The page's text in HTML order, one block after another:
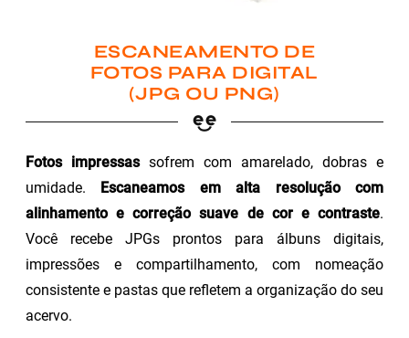
ESCANEAMENTO DE
FOTOS PARA DIGITAL
(JPG OU PNG)
Fotos impressassofrem com amarelado, dobras e
umidade. Escaneamos em alta resolução com
alinhamento e correção suave de cor e contraste.
Você recebe JPGs prontos para álbuns digitais,
impressões e compartilhamento, com nomeação
consistente e pastas que refletem a organização do seu
acervo.